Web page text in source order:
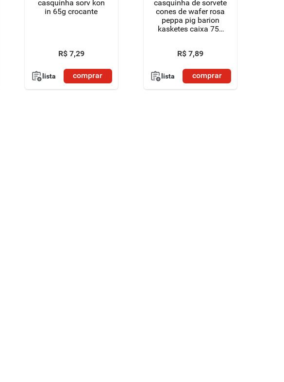
casquinha sorv kon
in 65g crocante
R$ 7,29
lista comprar
casquinha de sorvete
cones de wafer rosa
peppa pig barion
kasketes caixa 75g
R$ 7,89
lista comprar